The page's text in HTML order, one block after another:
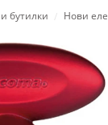
бутилки Нови